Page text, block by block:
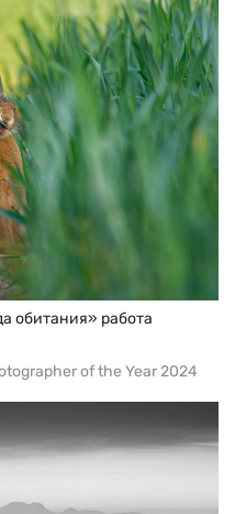
обитания» работа
of the Year 2024